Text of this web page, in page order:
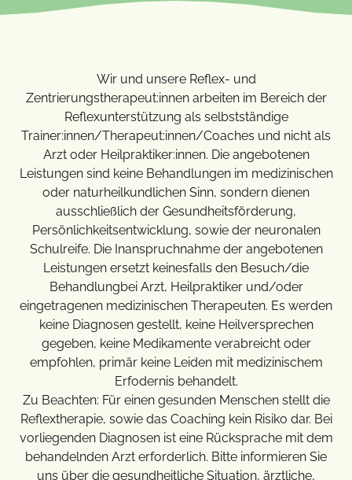
Wir und unsere Reflex- und
Zentrierungstherapeut:innen arbeiten im Bereich der
Reflexunterstützung als selbstständige
Trainer:innen/Therapeut:innen/Coaches und nicht als
Arzt oder Heilpraktiker:innen. Die angebotenen
Leistungen sind keine Behandlungen im medizinischen
oder naturheilkundlichen Sinn, sondern dienen
ausschließlich der Gesundheitsförderung,
Persönlichkeitsentwicklung, sowie der neuronalen
Schulreife. Die Inanspruchnahme der angebotenen
Leistungen ersetzt keinesfalls den Besuch/die
Behandlungbei Arzt, Heilpraktiker und/oder
eingetragenen medizinischen Therapeuten. Es werden
keine Diagnosen gestellt, keine Heilversprechen
gegeben, keine Medikamente verabreicht oder
empfohlen, primär keine Leiden mit medizinischem
Erfodernis behandelt.
Zu Beachten: Für einen gesunden Menschen stellt die
Reflextherapie, sowie das Coaching kein Risiko dar. Bei
vorliegenden Diagnosen ist eine Rücksprache mit dem
behandelnden Arzt erforderlich. Bitte informieren Sie
uns über die gesundheitliche Situation, ärztliche,